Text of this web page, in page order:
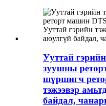
Ууттай
зуушны
шүршигч
тэжээвэр
байдал,